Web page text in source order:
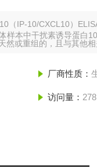
（IP-10/CXCL10）
样本中干扰素诱导蛋白
然或重组的，且与其他相
厂商性质：
访问量： 278